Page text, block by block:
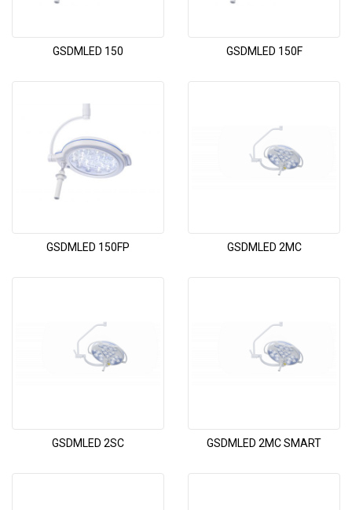
GSDMLED 150 GSDMLED 150F
GSDMLED 150FP GSDMLED 2MC
GSDMLED 2SC GSDMLED 2MC SMART